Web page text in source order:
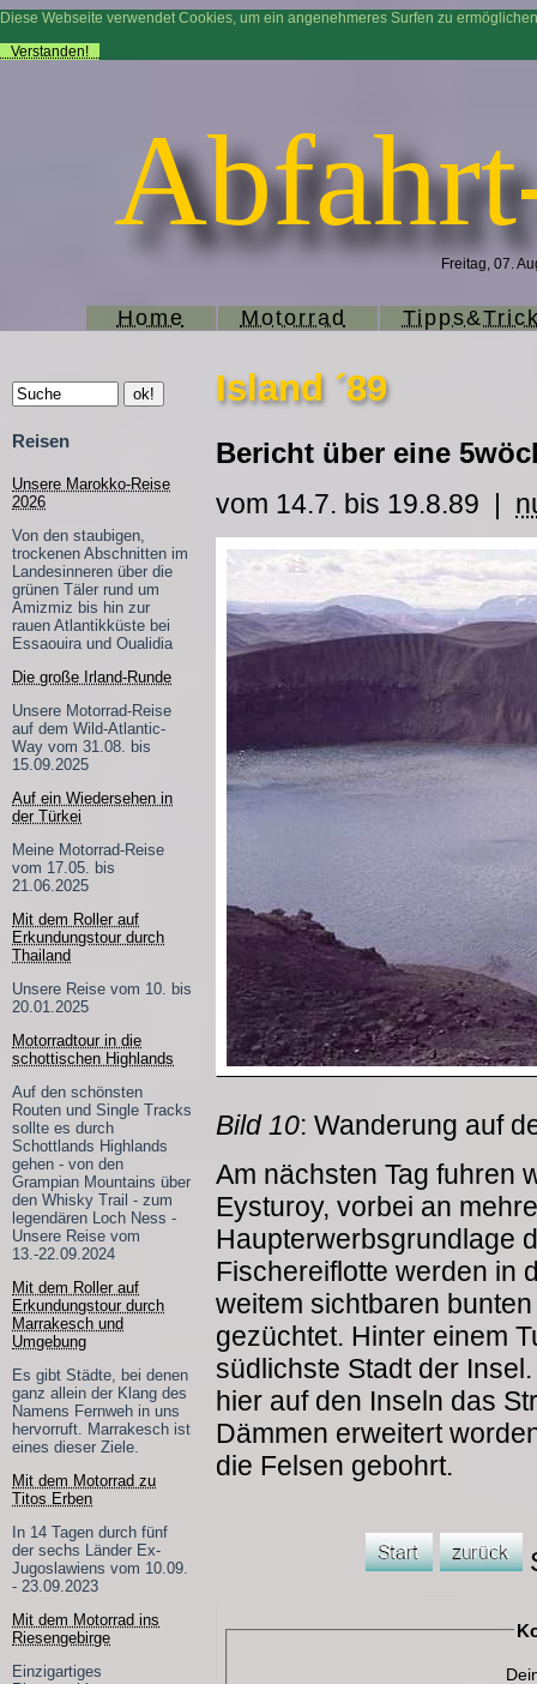
Diese Webseite verwendet Cookies, um ein angenehmeres Surfen zu
Verstanden!
Freitag, 07.
Home Motorrad
Reisen
Unsere Marokko-Reise
2026
Von den staubigen,
trockenen Abschnitten im
Landesinneren über die
grünen Täler rund um
Amizmiz bis hin zur
rauen Atlantikküste bei
Essaouira und Oualidia
Die große Irland-Runde
Unsere Motorrad-Reise
auf dem Wild-Atlantic-
Way vom 31.08. bis
15.09.2025
Auf ein Wiedersehen in
der Türkei
Meine Motorrad-Reise
vom 17.05. bis
21.06.2025
Mit dem Roller auf
Erkundungstour durch
Thailand
Unsere Reise vom 10. bis
20.01.2025
Motorradtour in die
schottischen Highlands
Auf den schönsten
Routen und Single Tracks
sollte es durch
Schottlands Highlands
gehen - von den
Grampian Mountains über
den Whisky Trail - zum
legendären Loch Ness -
Unsere Reise vom
13.-22.09.2024
Mit dem Roller auf
Erkundungstour durch
Marrakesch und
Umgebung
Es gibt Städte, bei denen
ganz allein der Klang des
Namens Fernweh in uns
hervorruft. Marrakesch ist
eines dieser Ziele.
Mit dem Motorrad zu
Titos Erben
In 14 Tagen durch fünf
der sechs Länder Ex-
Jugoslawiens vom 10.09.
- 23.09.2023
Mit dem Motorrad ins
Riesengebirge
Einzigartiges
Island ´89
Bericht über eine
vom 14.7. bis 19.8.89 |
Bild 10: Wanderung auf
Am nächsten Tag fuhren
Eysturoy, vorbei an
Haupterwerbsgrundlage
Fischereiflotte werden in
weitem sichtbaren
gezüchtet. Hinter einem
südlichste Stadt der
hier auf den Inseln das
Dämmen erweitert
die Felsen gebohrt.